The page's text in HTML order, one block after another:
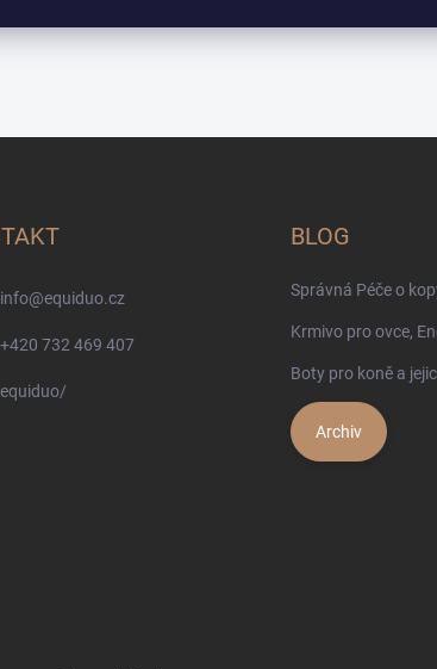
info@equiduo.cz
+420 732 469 407
equiduo/
BLOG
Správná Péče o
Krmivo pro ovce,
Boty pro koně a
Archiv